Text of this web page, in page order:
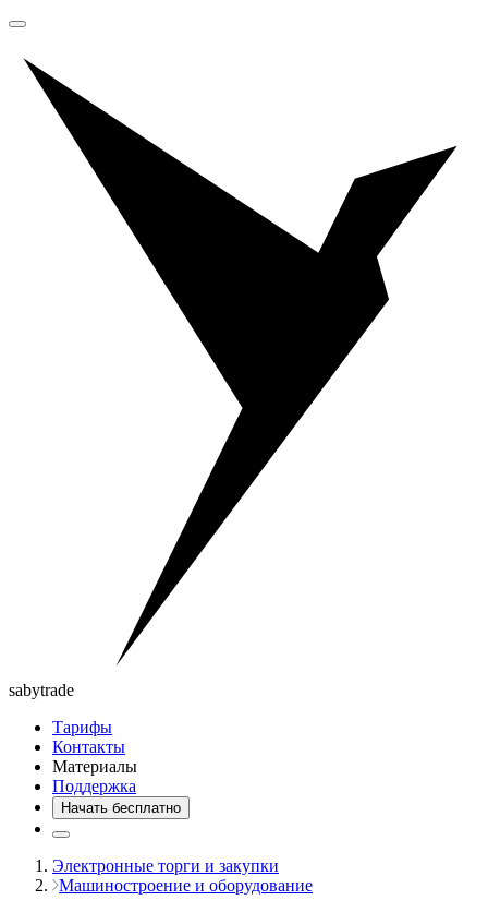
sabytrade
Тарифы
Контакты
Материалы
Поддержка
Начать бесплатно
Электронные торги и закупки
Машиностроение и оборудование